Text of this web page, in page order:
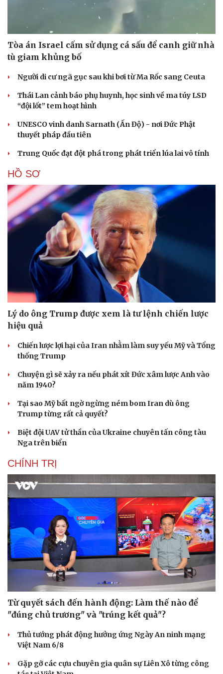
Tòa án Israel cấm sử dụng cá sấu để canh giữ nhà
tù giam khủng bố
Người di cư ngã gục sau khi bơi từ Ma Rốc sang Ceuta
Thái Lan cảnh báo phụ huynh, học sinh về ma túy LSD
“đội lốt” tem hoạt hình
UNESCO vinh danh Sarnath (Ấn Độ) - nơi Đức Phật
thuyết pháp đầu tiên
Trung Quốc đạt đột phá trong phát triển lúa lai vô tính
HỒ SƠ
Lý do ông Trump được xem là tư lệnh chiến lược
hiệu quả
Chiến lược lợi hại của Iran nhằm làm suy yếu Mỹ và Tổng
thống Trump
Chuyện gì sẽ xảy ra nếu phát xít Đức xâm lược Anh vào
năm 1940?
Tại sao Mỹ bất ngờ ngừng ném bom Iran dù ông
Trump từng rất cả quyết?
Biệt đội UAV tử thần của Ukraine chuyên tấn công tàu
Nga trên biển
CHÍNH TRỊ
Từ quyết sách đến hành động: Làm thế nào để
"đúng chủ trương" và "trúng kết quả"?
Thủ tướng phát động hưởng ứng Ngày An ninh mạng
Việt Nam 6/8
Gặp gỡ các cựu chuyên gia quân sự Liên Xô từng công